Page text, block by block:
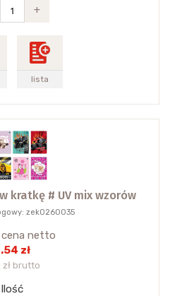
+
lista
kratkę # UV mix wzorów
zek0260035
cena netto
zł
zł brutto
Ilość